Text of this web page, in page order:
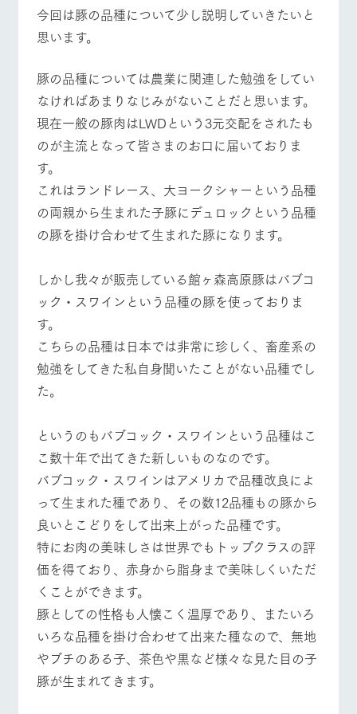
営業時
間・料金
交通アク
セス
団体のお
客様へ
ペットを
お連れの
お客様へ
お問い合
わせ・資
料請求
花のある美しい
自然環境の中、
季節の移り変わ
りを存分に味わ
う
触れて、感じ
て、学ぶ。館ヶ
森の雄大な自然
なかで動物とふ
れあう
体験
ツリーハウスや
各種体験教室な
ど、楽しみなが
ら学べる様々な
アクティビティ
レストラ
ン
牧場の生産品を
い、ビュッフェ
スタイルで提供
ショップ
／お買い
物
丹精込めて育て
め、牧場産の逸
品を取り揃えた
店舗
牧場マッ
プ
牧場マップのダ
周遊バス
牧場内を巡る周
ArkFarm Wedding
お知らせ
ブログ
お問い合わせ・資料請求
生産品カタログ・資料DL
English (Google Translate)
ネットショップ
牧場トップ 今日の牧場 牧場の楽しみ方
イベント/フェア レストラン/BBQ フラワーガーデン
営業時間・料金 交通アクセス
ペットをお連れの
お客様へ お問い合わせ
今回は豚の品種について少し説明していきたいと
思います。
​豚の品種については農業に関連した勉強をしてい
なければあまりなじみがないことだと思います。
​現在一般の豚肉はLWDという3元交配をされたも
のが主流となって皆さまのお口に届いておりま
す。
​これはランドレース、大ヨークシャーという品種
の両親から生まれた子豚にデュロックという品種
の豚を掛け合わせて生まれた豚になります。
しかし我々が販売している館ヶ森高原豚はバブコ
ック・スワインという品種の豚を使っておりま
す。
​こちらの品種は日本では非常に珍しく、畜産系の
勉強をしてきた私自身聞いたことがない品種でし
た。
というのもバブコック・スワインという品種はこ
こ数十年で出てきた新しいものなのです。
​バブコック・スワインはアメリカで品種改良によ
って生まれた種であり、その数12品種もの豚から
良いとこどりをして出来上がった品種です。
特にお肉の美味しさは世界でもトップクラスの評
価を得ており、赤身から脂身まで美味しくいただ
くことができます。
​豚としての性格も人懐こく温厚であり、またいろ
いろな品種を掛け合わせて出来た種なので、無地
やブチのある子、茶色や黒など様々な見た目の子
豚が生まれてきます。